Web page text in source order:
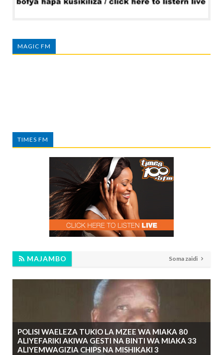
MAGIC FM
TIMES FM
MAJAMBO Soma zaidi
POLISI WAELEZA TUKIO LA MZEE WA MIAKA 80
ALIYEFARIKI AKIWA GESTI NA BINTI WA MIAKA 33
ALIYEMWAGIZIA CHIPS NA MISHIKAKI 3